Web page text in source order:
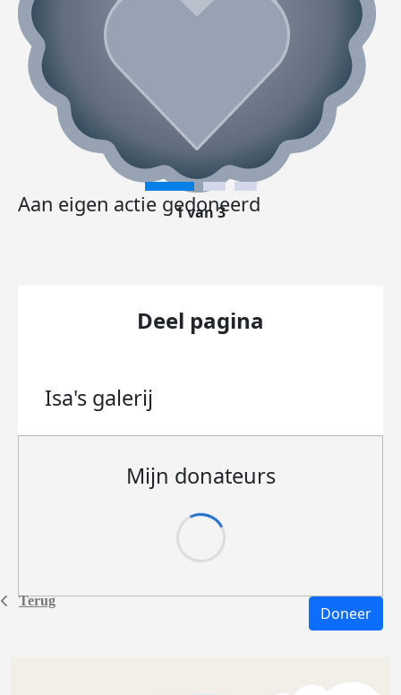
Terug
Aan eigen actie gedoneerd
1 van 3
Deel pagina
Isa's galerij
Mijn donateurs
Doneer